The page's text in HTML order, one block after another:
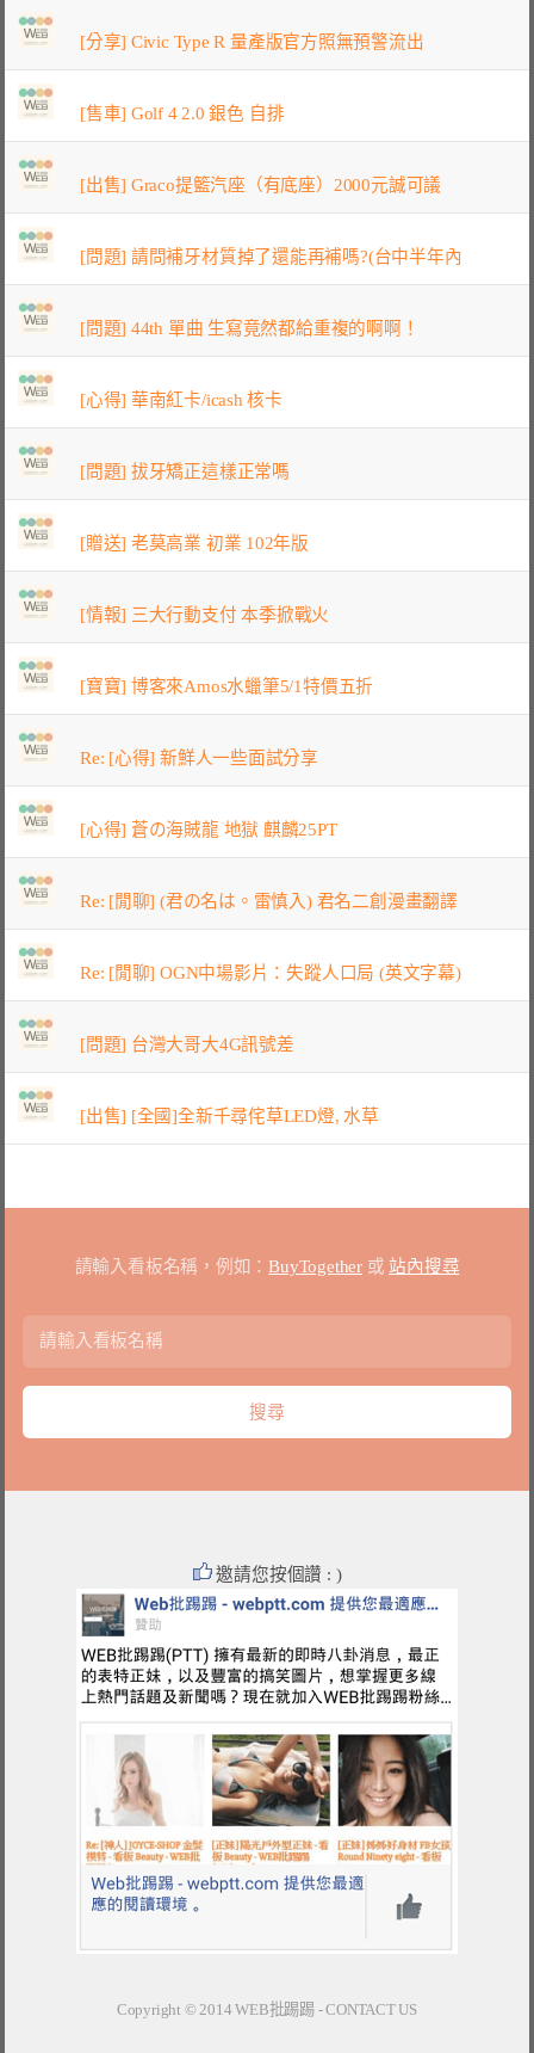
[分享] Civic Type R 量產版官方照無預警流出
[售車] Golf 4 2.0 銀色 自排
[出售] Graco提籃汽座（有底座）2000元誠可議
[問題] 請問補牙材質掉了還能再補嗎?(台中半年內
[問題] 44th 單曲 生寫竟然都給重複的啊啊！
[心得] 華南紅卡/icash 核卡
[問題] 拔牙矯正這樣正常嗎
[贈送] 老莫高業 初業 102年版
[情報] 三大行動支付 本季掀戰火
[寶寶] 博客來Amos水蠟筆5/1特價五折
Re: [心得] 新鮮人一些面試分享
[心得] 蒼の海賊龍 地獄 麒麟25PT
Re: [閒聊] (君の名は。雷慎入) 君名二創漫畫翻譯
Re: [閒聊] OGN中場影片：失蹤人口局 (英文字幕)
[問題] 台灣大哥大4G訊號差
[出售] [全國]全新千尋侘草LED燈, 水草
請輸入看板名稱，例如：BuyTogether或 站內搜尋
邀請您按個讚 : )
Copyright © 2014WEB批踢踢-CONTACT US